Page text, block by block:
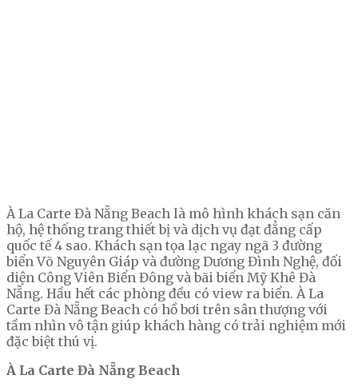
À La Carte Đà Nẵng Beach là mô hình khách sạn căn
hộ, hệ thống trang thiết bị và dịch vụ đạt đẳng cấp
quốc tế 4 sao. Khách sạn tọa lạc ngay ngã 3 đường
biển Võ Nguyên Giáp và đường Dương Đình Nghệ, đối
diện Công Viên Biển Đông và bãi biển Mỹ Khê Đà
Nẵng. Hầu hết các phòng đều có view ra biển. À La
Carte Đà Nẵng Beach có hồ bơi trên sân thượng với
tầm nhìn vô tận giúp khách hàng có trải nghiệm mới
đặc biệt thú vị.
À La Carte Đà Nẵng Beach